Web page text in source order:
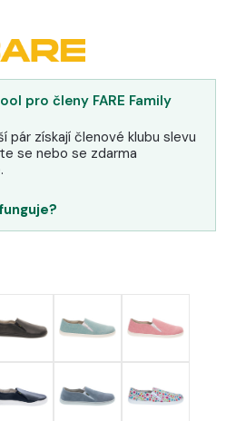
pro členy FARE Family
pár získají členové klubu slevu
se nebo se zdarma